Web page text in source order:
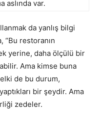
aslında var.
da yanlış bilgi
“Bu restoranın
yerine, daha ölçülü bir
Ama kimse buna
de bu durum,
bir şeydir. Ama
zedeler.